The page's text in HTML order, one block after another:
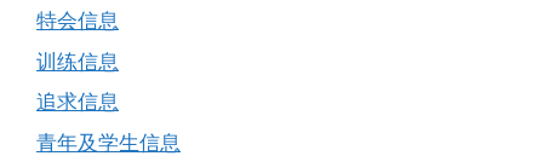
特会信息
训练信息
追求信息
青年及学生信息